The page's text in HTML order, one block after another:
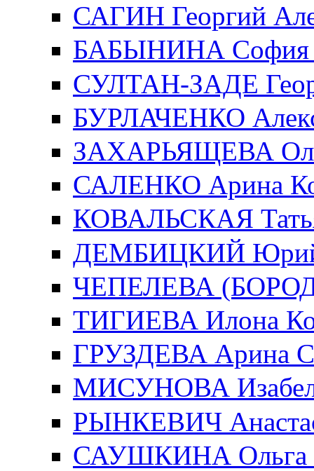
САГИН Георгий
БАБЫНИНА София
СУЛТАН-ЗАДЕ
БУРЛАЧЕНКО
ЗАХАРЬЯЩЕВА
САЛЕНКО Арина
КОВАЛЬСКАЯ
ДЕМБИЦКИЙ Юрий
ЧЕПЕЛЕВА
ТИГИЕВА Илона
ГРУЗДЕВА Арина
МИСУНОВА
РЫНКЕВИЧ
САУШКИНА Ольга